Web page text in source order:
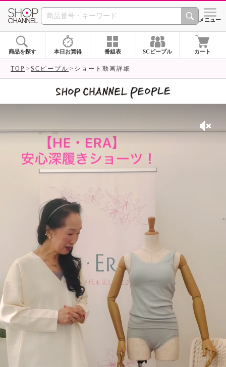
SHOP CHANNEL シメニュー
商品を探す 本日お買得 番組表 SCピープル カート
TOP SCピープル ショート動画詳細